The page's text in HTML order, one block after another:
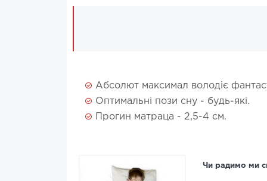
Абсолют максимал володіє
Оптимальні пози сну - будь-які.
Прогин матраца - 2,5-4 см.
Чи радимо ми